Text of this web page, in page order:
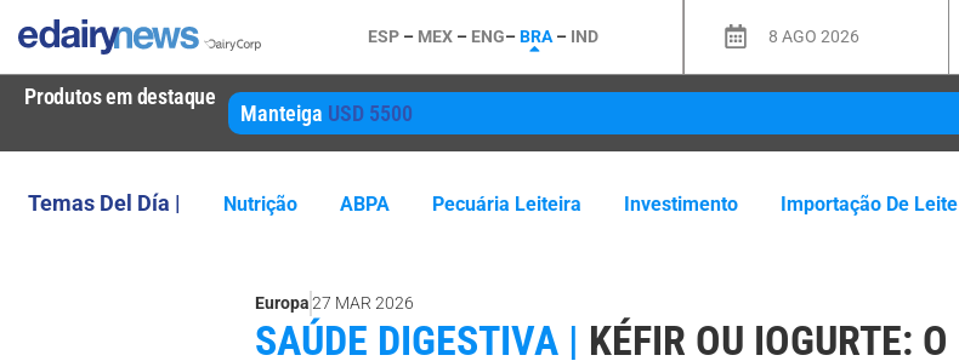
ESP – MEX – ENG–BRA – IND 8 AGO 2026
Produtos em destaque
Manteiga USD 5500
Temas Del Día | Nutrição ABPA Pecuária Leiteira Investimento Importação De Leite
Europa27 MAR 2026
SAÚDE DIGESTIVA | KÉFIR OU IOGURTE: O